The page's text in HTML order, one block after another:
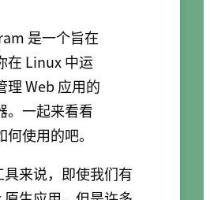
是一个旨在
在 Linux 中运
理 Web 应用的
。一起来看看
何使用的吧。
来说，即使我们有